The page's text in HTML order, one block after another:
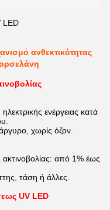
LED
ανθεκτικότητας
ενέργειας κατά
χωρίς όζον.
από 1% έως
τάση ή άλλες.
UV LED